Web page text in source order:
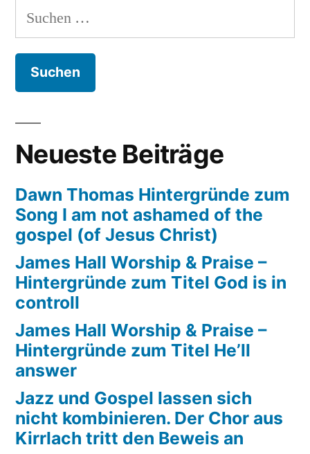
Suchen
nach:
Neueste Beiträge
Dawn Thomas Hintergründe zum
Song I am not ashamed of the
gospel (of Jesus Christ)
James Hall Worship & Praise –
Hintergründe zum Titel God is in
controll
James Hall Worship & Praise –
Hintergründe zum Titel He’ll
answer
Jazz und Gospel lassen sich
nicht kombinieren. Der Chor aus
Kirrlach tritt den Beweis an